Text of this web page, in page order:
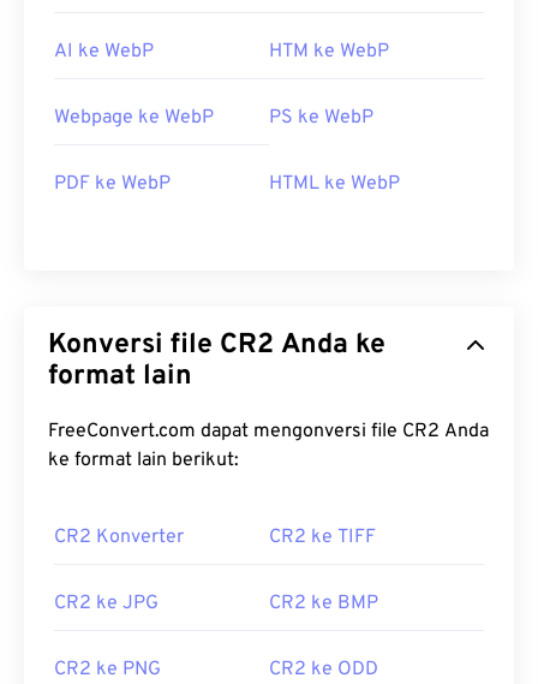
AI ke WebP HTM ke WebP
Webpage ke WebP PS ke WebP
PDF ke WebP HTML ke WebP
Konversi file CR2 Anda ke
format lain
FreeConvert.com dapat mengonversi file CR2 Anda
ke format lain berikut:
CR2 Konverter CR2 ke TIFF
CR2 ke JPG CR2 ke BMP
CR2 ke PNG CR2 ke ODD